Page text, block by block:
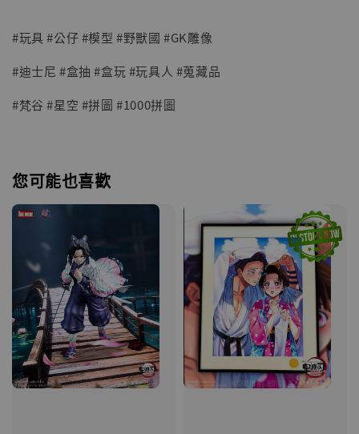
#玩具 #公仔 #模型 #野獸國 #GK雕像
#迪士尼 #盒抽 #盒玩 #玩具人 #蒐藏品
#梵谷 #星空 #拼圖 #1000拼圖
您可能也喜歡